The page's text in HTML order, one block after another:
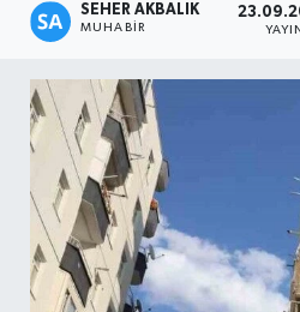
SEHER AKBALIK
MUHABIR